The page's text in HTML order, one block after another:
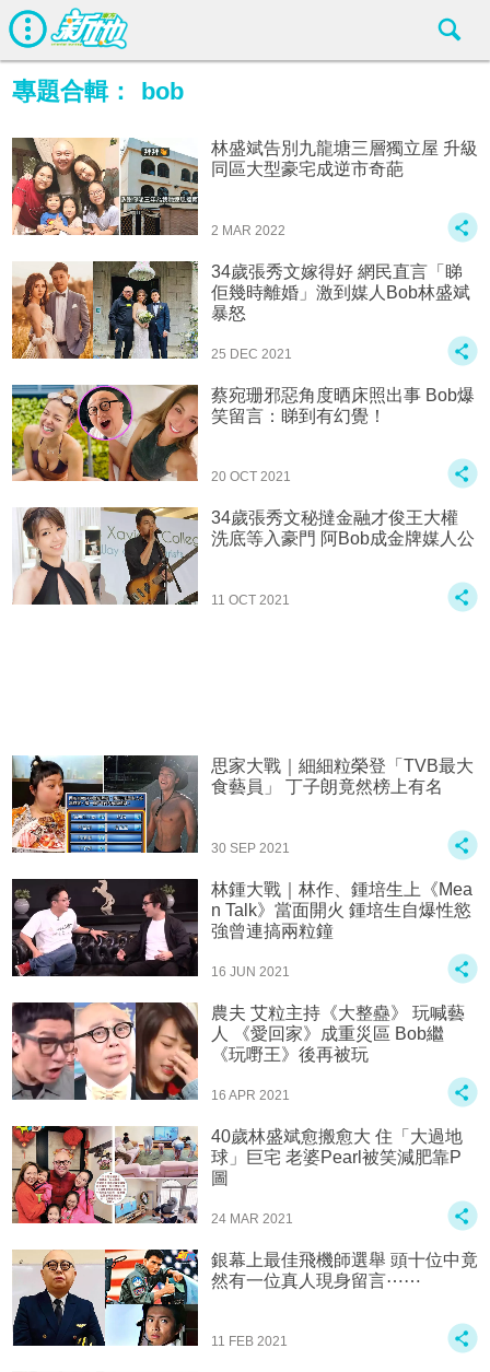
專題合輯： bob
林盛斌告別九龍塘三層獨立屋 升級
同區大型豪宅成逆市奇葩
2 MAR 2022
34歲張秀文嫁得好 網民直言「睇
佢幾時離婚」激到媒人Bob林盛斌
暴怒
25 DEC 2021
蔡宛珊邪惡角度晒床照出事 Bob爆
笑留言：睇到有幻覺！
20 OCT 2021
34歲張秀文秘撻金融才俊王大權
洗底等入豪門 阿Bob成金牌媒人公
11 OCT 2021
思家大戰｜細細粒榮登「TVB最大
食藝員」 丁子朗竟然榜上有名
30 SEP 2021
林鍾大戰｜林作、鍾培生上《Mea
n Talk》當面開火 鍾培生自爆性慾
強曾連搞兩粒鐘
16 JUN 2021
農夫 艾粒主持《大整蠱》 玩喊藝
人 《愛回家》成重災區 Bob繼
《玩嘢王》後再被玩
16 APR 2021
40歲林盛斌愈搬愈大 住「大過地
球」巨宅 老婆Pearl被笑減肥靠P
圖
24 MAR 2021
銀幕上最佳飛機師選舉 頭十位中竟
然有一位真人現身留言⋯⋯
11 FEB 2021